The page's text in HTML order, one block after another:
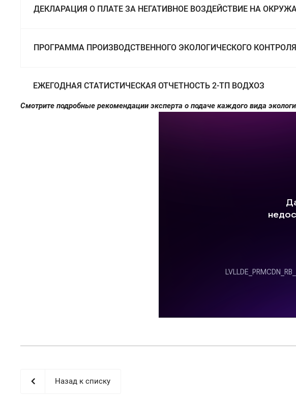
ДЕКЛАРАЦИЯ О ПЛАТЕ ЗА НЕГАТИВНОЕ ВОЗДЕЙСТВИЕ НА
ПРОГРАММА ПРОИЗВОДСТВЕННОГО ЭКОЛОГИЧЕСКОГО КОНТРОЛЯ
ЕЖЕГОДНАЯ СТАТИСТИЧЕСКАЯ ОТЧЕТНОСТЬ 2-ТП ВОДХОЗ
Смотрите подробные рекомендации эксперта о подаче каждого вида
Назад к списку